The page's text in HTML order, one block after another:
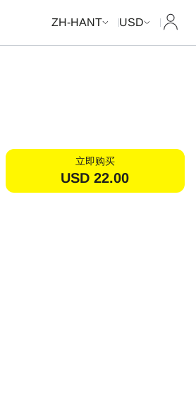
ZH-HANT USD 我的
立即购买
USD 22.00